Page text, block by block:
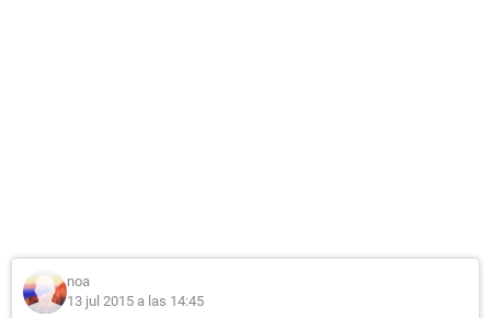
noa
13 jul 2015 a las 14:45